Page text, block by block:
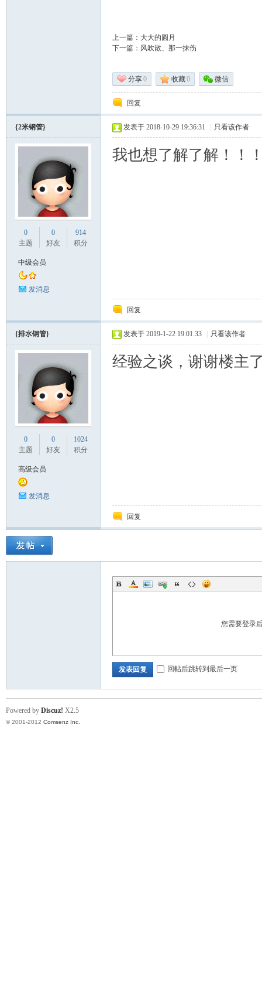
标
料
上一篇： 大大的圆月
下一篇： 风吹散、那一抹伤
分享0 收藏0 微信
回复
{2米钢管}
0
主题
0
好友
914
积分
中级会员
发消息
发表于 2018-10-29 19:36:31 只看该作者
我也想了解了解！！
回复
{排水钢管}
0
主题
0
好友
1024
积分
高级会员
发消息
发表于 2019-1-22 19:01:33 只看该作者
经验之谈，谢谢楼主
回复
您需要登录
发表回复 回帖后跳转到最后一页
Powered by Discuz! X2.5
© 2001-2012 Comsenz Inc.